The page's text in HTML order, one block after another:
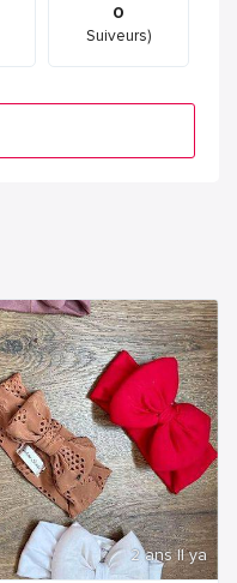
0
Suiveurs)
2 ans Il ya